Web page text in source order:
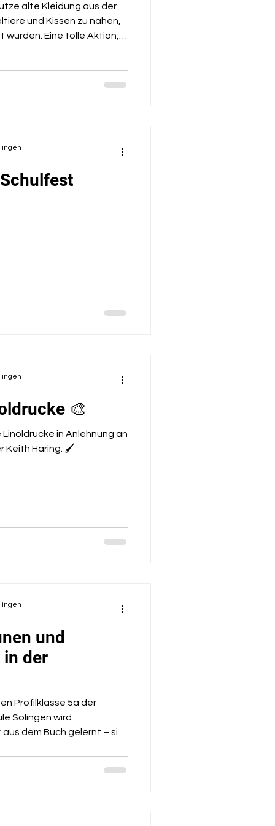
alte Kleidung aus der
und Kissen zu nähen,
Eine tolle Aktion,
🎨
in Anlehnung an
Keith Haring. 🖌️
und
in der
Profilklasse 5a der
Solingen wird
dem Buch gelernt – sie